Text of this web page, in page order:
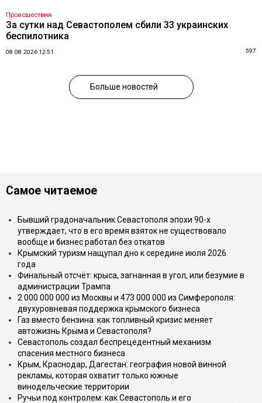
Происшествия
За сутки над Севастополем сбили 33 украинских
беспилотника
08.08.2026 12:51 597
Больше новостей
Самое читаемое
Бывший градоначальник Севастополя эпохи 90-х
утверждает, что в его время взяток не существовало
вообще и бизнес работал без откатов
Крымский туризм нащупал дно к середине июля 2026
года
Финальный отсчёт: крыса, загнанная в угол, или безумие в
администрации Трампа
2 000 000 000 из Москвы и 473 000 000 из Симферополя:
двухуровневая поддержка крымского бизнеса
Газ вместо бензина: как топливный кризис меняет
автожизнь Крыма и Севастополя?
Севастополь создал беспрецедентный механизм
спасения местного бизнеса
Крым, Краснодар, Дагестан: география новой винной
рекламы, которая охватит только южные
винодельческие территории
Ручьи под контролем: как Севастополь и его